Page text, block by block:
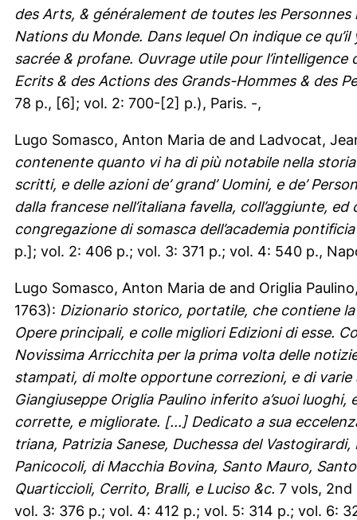
des Arts, & généralement de toutes les
Nations du Monde. Dans lequel On indique ce
sacrée & profane. Ouvrage utile pour
Ecrits & des Actions des Grands-Hommes & des
78 p., [6]; vol. 2: 700-[2] p.), Paris. -,
Lugo Somasco, Anton Maria de and Ladvocat,
contenente quanto vi ha di più notabile nella
scritti, e delle azioni de’ grand’ Uomini, e de’
dalla francese nell’italiana favella, coll’aggiunte,
congregazione di somasca dell’academia
p.]; vol. 2: 406 p.; vol. 3: 371 p.; vol. 4: 540 p.,
Lugo Somasco, Anton Maria de and Origlia
1763): Dizionario storico, portatile, che contiene
Opere principali, e colle migliori Edizioni di esse.
Novissima Arricchita per la prima volta delle
stampati, di molte opportune correzioni, e di
Giangiuseppe Origlia Paulino inferito a’suoi
corrette, e migliorate. [...] Dedicato a sua
triana, Patrizia Sanese, Duchessa del
Panicocoli, di Macchia Bovina, Santo Mauro,
Quarticcioli, Cerrito, Bralli, e Luciso &c. 7 vols, 2nd
vol. 3: 376 p.; vol. 4: 412 p.; vol. 5: 314 p.; vol. 6: